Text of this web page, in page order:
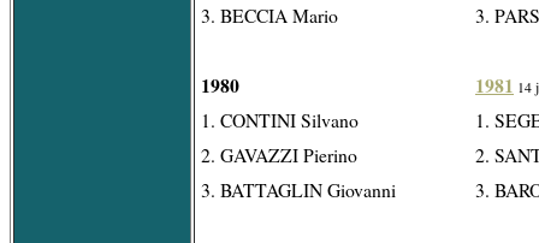
3. BECCIA Mario
1980
1. CONTINI Silvano
2. GAVAZZI Pierino
3. BATTAGLIN Giovanni
3.
1981 14
1.
2.
3.